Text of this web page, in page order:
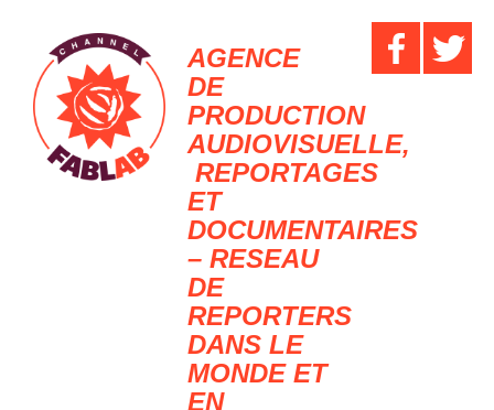
AGENCE
DE
PRODUCTION
AUDIOVISUELLE,
REPORTAGES
ET
DOCUMENTAIRES
– RESEAU
DE
REPORTERS
DANS LE
MONDE ET
EN